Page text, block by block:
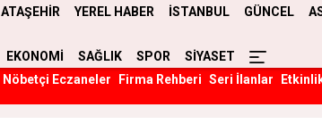
ATAŞEHİR YEREL HABER İSTANBUL GÜNCEL
EKONOMİ SAĞLIK SPOR
SİYASET
Nöbetçi Eczaneler Firma Rehberi Seri İlanlar